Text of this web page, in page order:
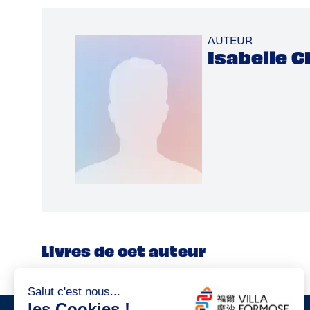
AUTEUR
Isabelle
Livres de cet auteur